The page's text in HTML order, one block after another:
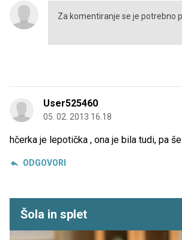
User525460
05. 02. 2013 16.18
hčerka je lepotička , ona je bila tudi, pa
ODGOVORI
Šola in splet